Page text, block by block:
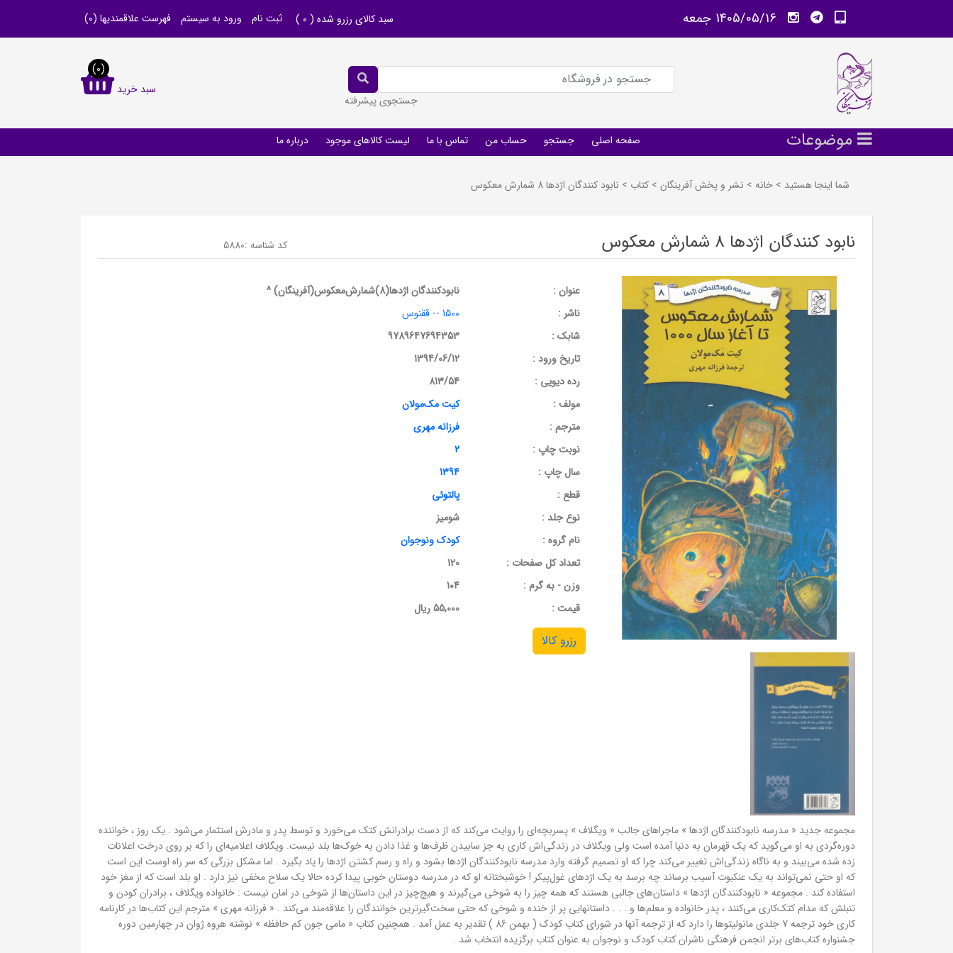
1405/05/16 جمعه سبد کالای رزرو شده ( 0
) ثبت نام ورود به سیستم فهرست علاقمندیها (0)
جستجوی پیشرفته
سبد خرید
(0)
موضوعات صفحه اصلی جستجو حساب من تماس با ما لیست کالاهای موجود درباره ما
شما اینجا هستید > خانه > نشر و پخش آفرينگان > كتاب > نابود کنندگان اژدها 8 شمارش معکوس
نابود کنندگان اژدها 8 شمارش معکوس کد شناسه :5880
عنوان :
نابودکنندگان اژدها(8)شمارش‌معکوس(آفرینگان) ^
ناشر :
1500 -- ققنوس
شابک :
9789647694353
تاریخ ورود :
1394/06/12
رده دیویی :
813/54
مولف :
کیت مک‌مولان
مترجم :
فرزانه مهری
نوبت چاپ :
2
سال چاپ :
1394
قطع :
پالتوئی
نوع جلد :
شومیز
نام گروه :
کودک ونوجوان
تعداد کل صفحات :
120
وزن - به گرم :
104
قيمت :
55,000 ریال
رزرو کالا
مجموعه جدید « مدرسه نابودکنندگان اژدها » ماجراهای جالب « ویگلاف » پسربچه‌ای را روایت می‌کند که از دست برادرانش کتک می‌خورد و توسط پدر و مادرش استثمار می‌شود . یک روز ، خواننده
دوره‌گردی به او می‌گوید که یک قهرمان به دنیا آمده است ولی ویگلاف در زندگی‌اش کاری به جز سابیدن ظرف‌ها و غذا دادن به خوک‌ها بلد نیست. ویگلاف اعلامیه‌ای را که بر روی درخت اعلانات
زده شده می‌بیند و به ناگاه زندگی‌اش تغییر می‌کند چرا که او تصمیم گرفته وارد مدرسه نابودکنندگان اژدها بشود و راه و رسم کشتن اژدها را یاد بگیرد . اما مشکل بزرگی که سر راه اوست این است
که او حتی نمی‌تواند به یک عنکبوت آسیب برساند چه برسد به یک اژدهای غول‌پیکر ! خوشبختانه او که در مدرسه دوستان خوبی پیدا کرده حالا یک سلاح مخفی نیز دارد . او بلد است که از مغز خود
استفاده کند . مجموعه « نابودکنندگان اژدها » داستان‌های جالبی هستند که همه چیز را به شوخی می‌گیرند و هیچ‌چیز در این داستان‌ها از شوخی در امان نیست : خانواده ویگلاف ، برادران کودن و
تنبلش که مدام کتک‌کاری می‌کنند ، پدر خانواده و معلم‌ها و . . . داستانهایی پر از خنده و شوخی که حتی سخت‌گیرترین خوانندگان را علاقه‌مند می‌کند . « فرزانه مهری » مترجم این کتاب‌ها در کارنامه
کاری خود ترجمه 7 جلدی مانولیتوها را دارد که از ترجمه آنها در شورای کتاب کودک ( بهمن 86 ) تقدیر به عمل آمد . همچنین کتاب « مامی جون کم حافظه » نوشته هروه ژوان در چهارمین دوره
جشنواره کتاب‌های برتر انجمن فرهنگی ناشران کتاب کودک و نوجوان به عنوان کتاب برگزیده انتخاب شد .